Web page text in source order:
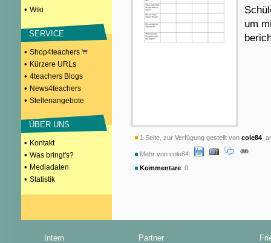
• Wiki
SERVICE
• Shop4teachers
• Kürzere URLs
• 4teachers Blogs
• News4teachers
• Stellenangebote
ÜBER UNS
• Kontakt
• Was bringt's?
• Mediadaten
• Statistik
um
1 Seite, zur Verfügung gestellt von cole84
Mehr von cole84:
Kommentare: 0
Intern Partner